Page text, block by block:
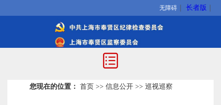
无障碍 长者版
您现在的位置： 首页 >> 信息公开 >> 巡视巡察